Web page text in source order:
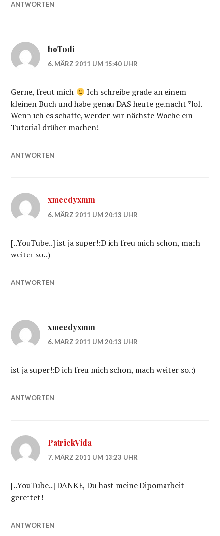
ANTWORTEN
hoTodi
6. MÄRZ 2011 UM 15:40 UHR
Gerne, freut mich
Ich schreibe grade an einem
kleinen Buch und habe genau DAS heute gemacht *lol.
Wenn ich es schaffe, werden wir nächste Woche ein
Tutorial drüber machen!
ANTWORTEN
xmeedyxmm
6. MÄRZ 2011 UM 20:13 UHR
[..YouTube..] ist ja super!:D ich freu mich schon, mach
weiter so.:)
ANTWORTEN
xmeedyxmm
6. MÄRZ 2011 UM 20:13 UHR
ist ja super!:D ich freu mich schon, mach weiter so.:)
ANTWORTEN
PatrickVida
7. MÄRZ 2011 UM 13:23 UHR
[..YouTube..] DANKE, Du hast meine Dipomarbeit
gerettet!
ANTWORTEN